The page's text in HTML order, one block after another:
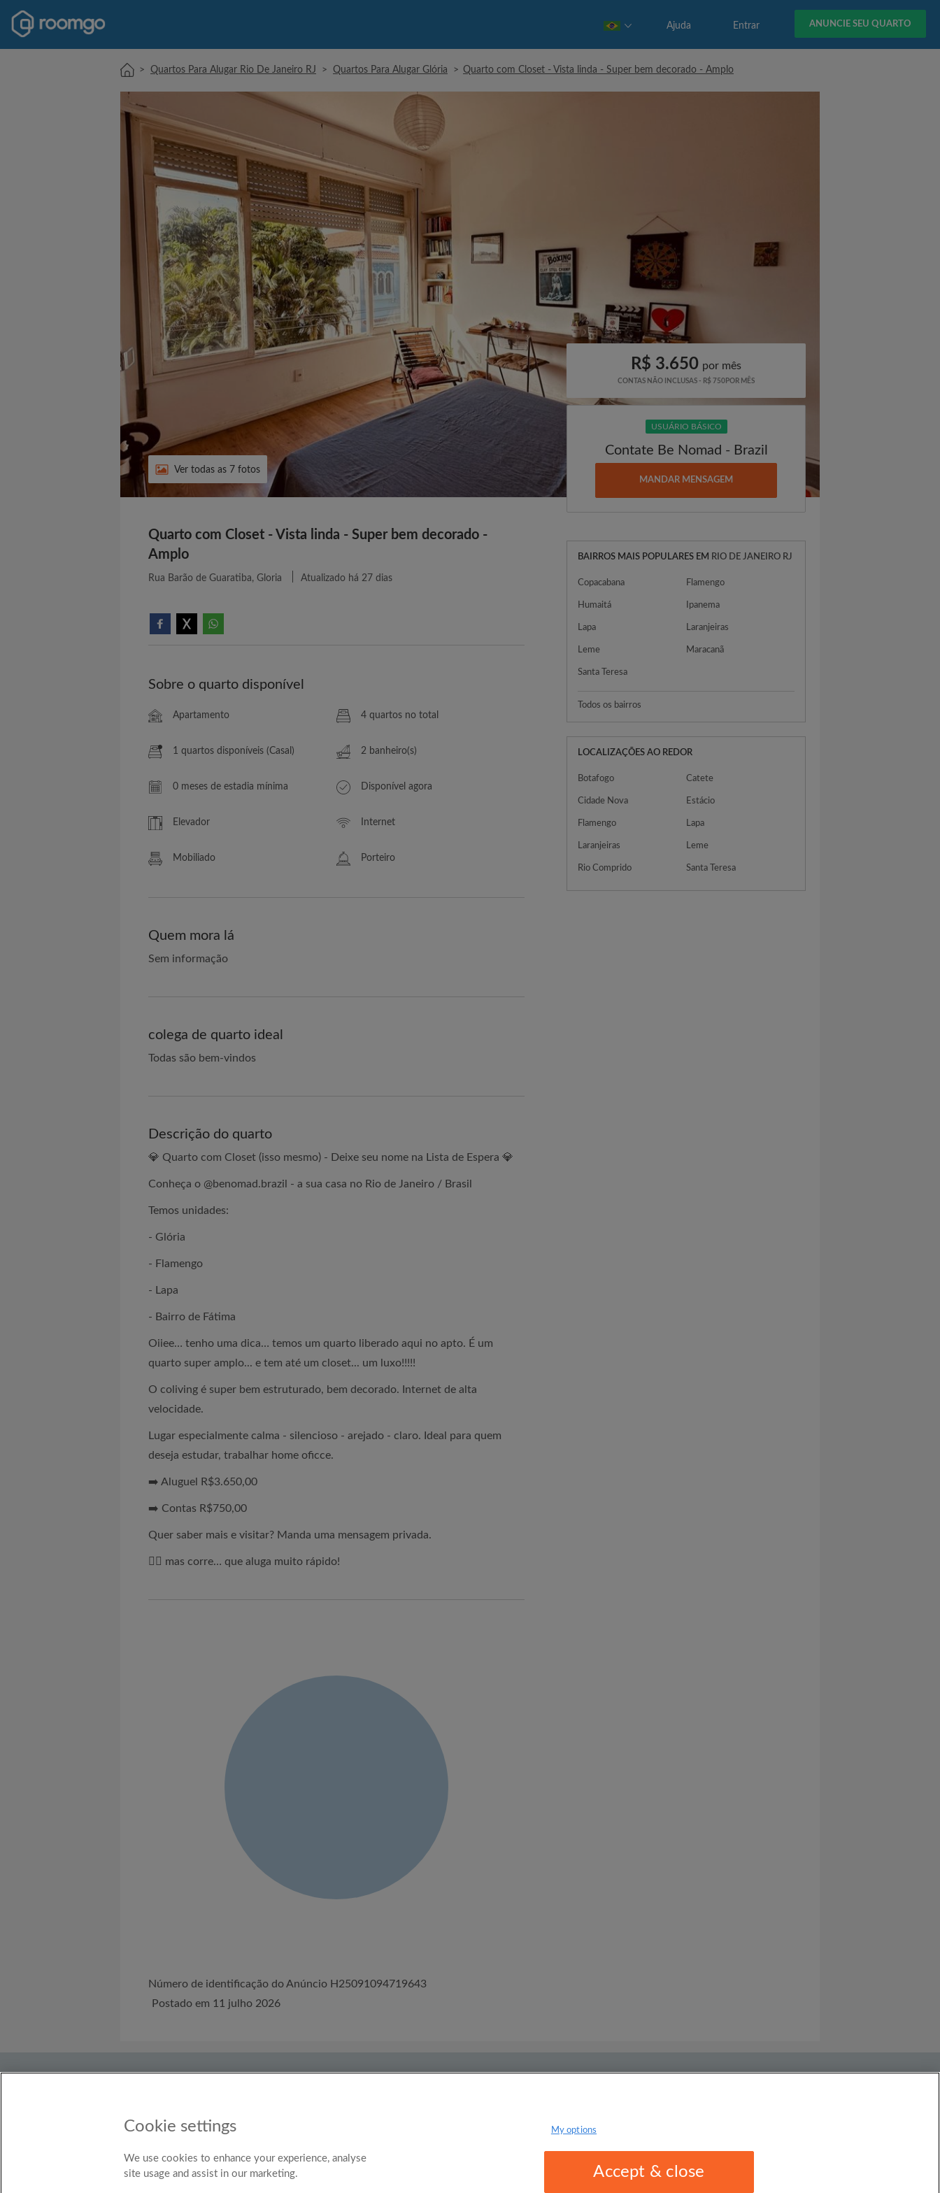
ANUNCIE SEU QUARTO
Entrar
Ajuda
> Quartos Para Alugar Rio De Janeiro RJ > Quartos Para Alugar Glória > Quarto com Closet - Vista linda - Super bem decorado - Amplo
Ver todas as 7 fotos
Quarto com Closet - Vista linda - Super bem decorado -
Amplo
Rua Barão de Guaratiba, Gloria Atualizado há 27 dias
Sobre o quarto disponível
Apartamento 4 quartos no total
1 quartos disponíveis (Casal) 2 banheiro(s)
0 meses de estadia mínima Disponível agora
Elevador Internet
Mobiliado Porteiro
Quem mora lá
Sem informação
colega de quarto ideal
Todas são bem-vindos
Descrição do quarto
💎 Quarto com Closet (isso mesmo) - Deixe seu nome na Lista de Espera 💎
Conheça o @benomad.brazil - a sua casa no Rio de Janeiro / Brasil
Temos unidades:
- Glória
- Flamengo
- Lapa
- Bairro de Fátima
Oiiee… tenho uma dica… temos um quarto liberado aqui no apto. É um
quarto super amplo... e tem até um closet... um luxo!!!!!
O coliving é super bem estruturado, bem decorado. Internet de alta
velocidade.
Lugar especialmente calma - silencioso - arejado - claro. Ideal para quem
deseja estudar, trabalhar home oficce.
➡️ Aluguel R$3.650,00
➡️ Contas R$750,00
Quer saber mais e visitar? Manda uma mensagem privada.
🏃‍♀️ mas corre… que aluga muito rápido!
Número de identificação do Anúncio H25091094719643
Postado em 11 julho 2026
R$ 3.650 por mês
CONTAS NÃO INCLUSAS - R$ 750POR MÊS
USUÁRIO BÁSICO
Contate Be Nomad - Brazil
MANDAR MENSAGEM
BAIRROS MAIS POPULARES EM RIO DE JANEIRO RJ
Copacabana Flamengo
Humaitá Ipanema
Lapa Laranjeiras
Leme Maracanã
Santa Teresa
Todos os bairros
LOCALIZAÇÕES AO REDOR
Botafogo Catete
Cidade Nova Estácio
Flamengo Lapa
Laranjeiras Leme
Rio Comprido Santa Teresa
País
Cookie settings
We use cookies to enhance your experience, analyse
site usage and assist in our marketing.
My options
Accept & close